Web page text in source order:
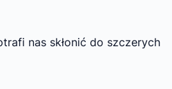
nas skłonić do szczerych